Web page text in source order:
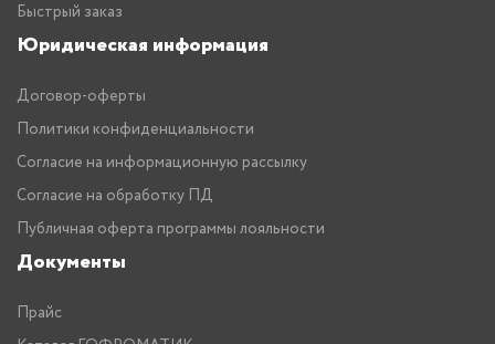
Быстрый заказ
Юридическая информация
Договор-оферты
Политики конфиденциальности
Согласие на информационную рассылку
Согласие на обработку ПД
Публичная оферта программы лояльности
Документы
Прайс